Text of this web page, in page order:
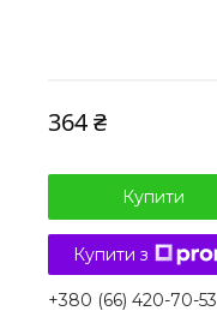
364 ₴
Купити
Купити з
+380 (66) 420-70-53